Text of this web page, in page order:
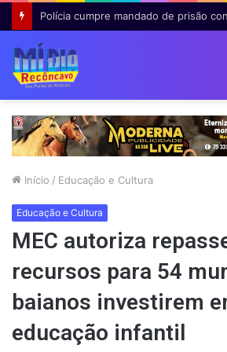
Início / Educação e Cultura
Educação e Cultura
MEC autoriza
recursos para 54
baianos investirem
educação infantil